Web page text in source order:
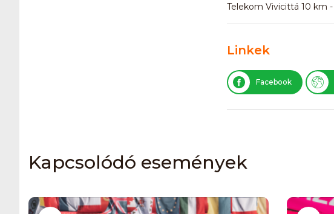
Telekom Vivicittá 10 km -
Linkek
Facebook
Kapcsolódó események